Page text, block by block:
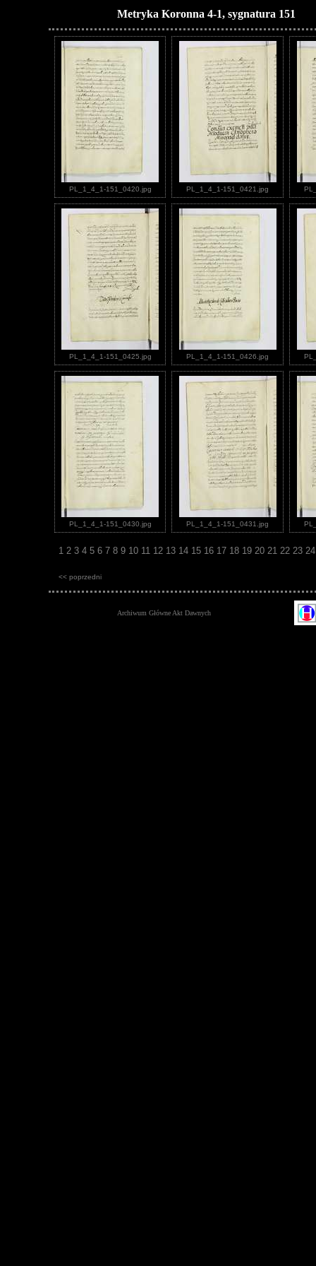
Metryka Koronna 4-1, sygnatura 151
PL_1_4_1-151_0420.jpg PL_1_4_1-151_0421.jpg
PL_1_4_1-151_0425.jpg PL_1_4_1-151_0426.jpg
PL_1_4_1-151_0430.jpg PL_1_4_1-151_0431.jpg
1 2 3 4 5 6 7 8 9 10 11 12 13 14 15 16 17 18 19 20 21 22 23
<< poprzedni
Archiwum Główne Akt Dawnych